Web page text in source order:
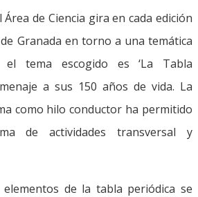
de Ciencia gira en cada edición
Granada en torno a una temática
el tema escogido es ‘La Tabla
a sus 150 años de vida. La
como hilo conductor ha permitido
de actividades transversal y
de la tabla periódica se